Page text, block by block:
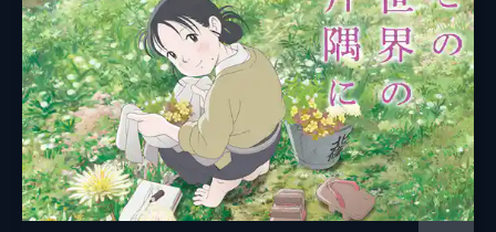
論！「戦争を伝える」とは ▽教員志望の学
生が問う「核」の是非 ▽教育に「悲惨な映
像」は必要か
49分